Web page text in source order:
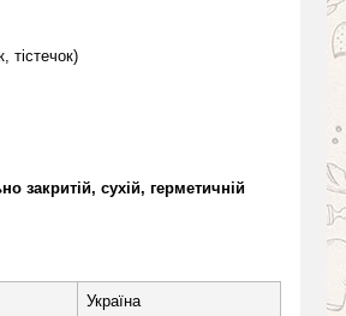
тістечок)
закритій, сухій, герметичній
Україна